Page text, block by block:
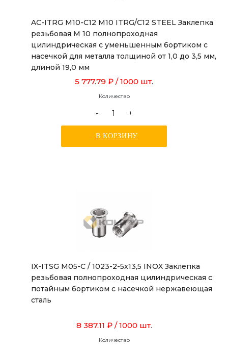
AC-ITRG M10-C12 M10 ITRG/C12 STEEL Заклепка
резьбовая М 10 полнопроходная
цилиндрическая с уменьшенным бортиком с
насечкой для металла толщиной от 1,0 до 3,5 мм,
длиной 19,0 мм
5 777.79 ₽ / 1000 шт.
Количество
- +
В КОРЗИНУ
IX-ITSG M05-C / 1023-2-5x13,5 INOX Заклепка
резьбовая полнопроходная цилиндрическая с
потайным бортиком с насечкой нержавеющая
сталь
8 387.11 ₽ / 1000 шт.
Количество